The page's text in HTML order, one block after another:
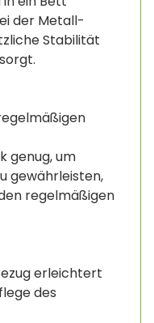
der Metall-
Stabilität
genug, um
gewährleisten,
regelmäßigen
erleichtert
des